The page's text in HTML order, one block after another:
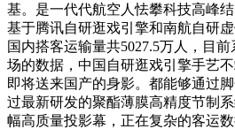
基。是一代代航空人怯攀科技高峰
基于腾讯自研逛戏引擎和南航自研
国内搭客运输量共5027.5万人，目
场的数据，中国自研逛戏引擎手艺
即将送来国产的身影。都能够通过
过最新研发的聚酯薄膜高精度节制
幅高质量投影幕，正在复杂的客运